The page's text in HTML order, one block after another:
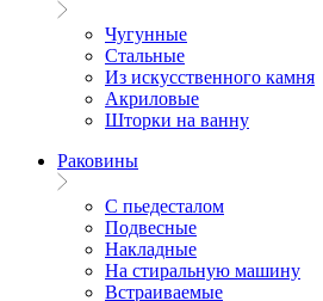
Чугунные
Стальные
Из искусственного камня
Акриловые
Шторки на ванну
Раковины
С пьедесталом
Подвесные
Накладные
На стиральную машину
Встраиваемые